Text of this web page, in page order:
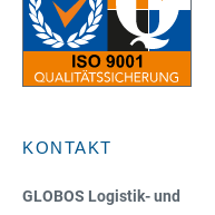
KONTAKT
GLOBOS Logistik- und